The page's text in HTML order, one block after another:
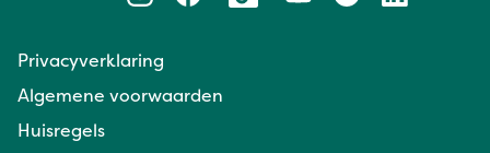
Privacyverklaring
Algemene voorwaarden
Huisregels